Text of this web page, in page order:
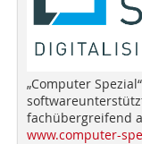
„Computer
fachübergreifend
www.computer-